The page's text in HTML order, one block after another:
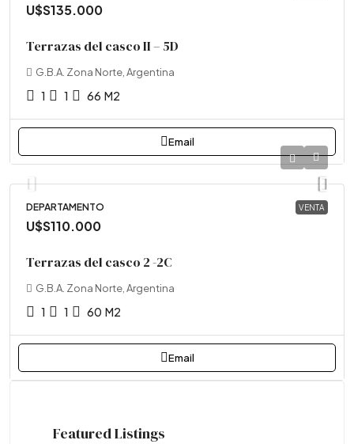
U$S135.000
Terrazas del casco II – 5D
G.B.A. Zona Norte, Argentina
1 1 66 M2
Email
VENTA
DEPARTAMENTO
U$S110.000
Terrazas del casco 2 -2C
G.B.A. Zona Norte, Argentina
1 1 60 M2
Email
Featured Listings